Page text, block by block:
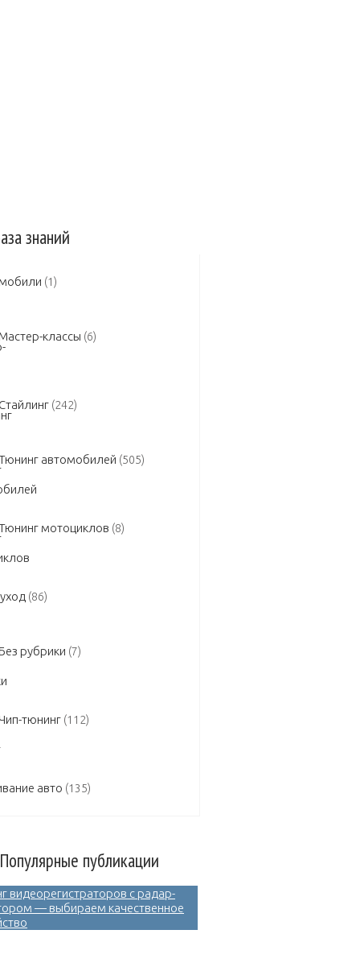
знаний
(1)
классы (6)
Стайлинг (242)
автомобилей (505)
мотоциклов (8)
(86)
рубрики (7)
тюнинг (112)
авто (135)
Популярные публикации
видеорегистраторов с радар-
— выбираем качественное